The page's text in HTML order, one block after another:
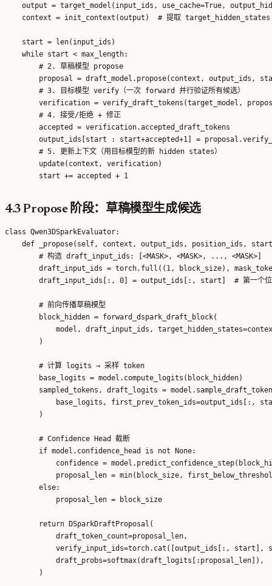
output = target_model(input_ids, use_cache=True,
    context = init_context(output)  # 提取 target_hidden_states
    start = len(input_ids)
    while start < max_length:
        # 2. 草稿模型 propose
proposal = draft_model.propose(context, output_ids,
        # 3. 目标模型 verify（一次 forward 并行验证所有候选）
verification = verify_draft_tokens(target_model,
        # 4. 接受/拒绝 + 修正
        accepted = verification.accepted_draft_tokens
output_ids[start : start+accepted+1] =
        # 5. 更新上下文（用目标模型的新 hidden states）
        update(context, verification)
4.3 Propose 阶段：草稿模型生成候选
class Qwen3DSparkEvaluator:
def _propose(self, context, output_ids, position_ids,
        # 构造 draft_input_ids: [<MASK>, <MASK>, ..., <MASK>]
draft_input_ids = torch.full((1, block_size),
draft_input_ids[:, 0] = output_ids[:, start]  # 第一个位
        # 前向传播草稿模型
        block_hidden = forward_dspark_draft_block(
model, draft_input_ids,
        )
        # 计算 logits → 采样 token
        base_logits = model.compute_logits(block_hidden)
sampled_tokens, draft_logits =
base_logits, first_prev_token_ids=output_ids[:,
        )
        # Confidence Head 截断
        if model.confidence_head is not None:
confidence =
proposal_len = min(block_size,
        else:
            proposal_len = block_size
        return DSparkDraftProposal(
            draft_token_count=proposal_len,
verify_input_ids=torch.cat([output_ids[:, start],
            draft_probs=softmax(draft_logits[:proposal_len]),